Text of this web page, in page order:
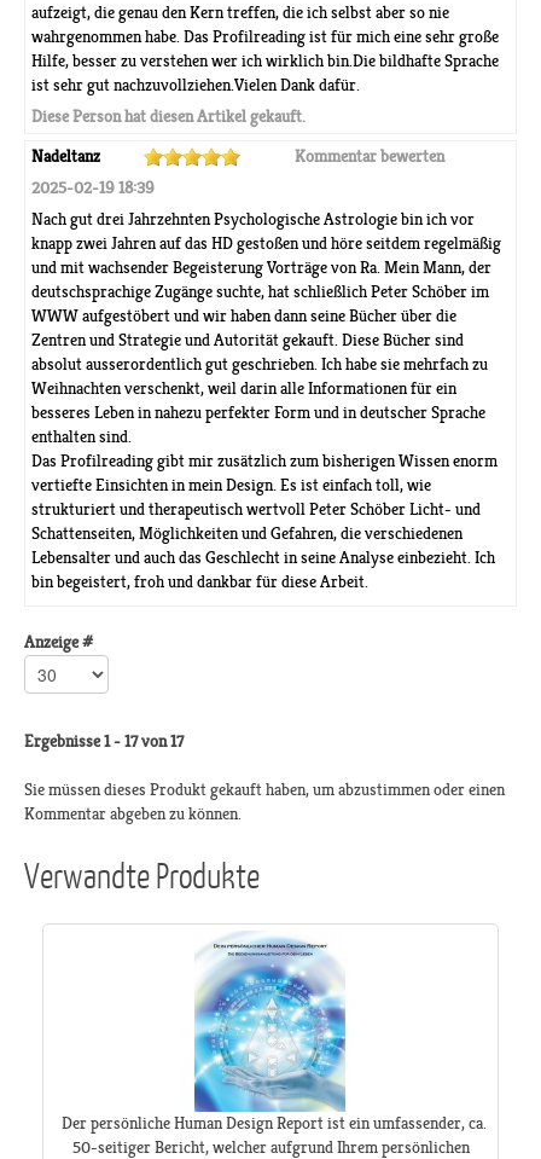
aufzeigt, die genau den Kern treffen, die ich selbst aber so nie
wahrgenommen habe. Das Profilreading ist für mich eine sehr große
Hilfe, besser zu verstehen wer ich wirklich bin.Die bildhafte Sprache
ist sehr gut nachzuvollziehen.Vielen Dank dafür.
Diese Person hat diesen Artikel gekauft.
Nadeltanz
Kommentar bewerten
2025-02-19 18:39
Nach gut drei Jahrzehnten Psychologische Astrologie bin ich vor
knapp zwei Jahren auf das HD gestoßen und höre seitdem regelmäßig
und mit wachsender Begeisterung Vorträge von Ra. Mein Mann, der
deutschsprachige Zugänge suchte, hat schließlich Peter Schöber im
WWW aufgestöbert und wir haben dann seine Bücher über die
Zentren und Strategie und Autorität gekauft. Diese Bücher sind
absolut ausserordentlich gut geschrieben. Ich habe sie mehrfach zu
Weihnachten verschenkt, weil darin alle Informationen für ein
besseres Leben in nahezu perfekter Form und in deutscher Sprache
enthalten sind.
Das Profilreading gibt mir zusätzlich zum bisherigen Wissen enorm
vertiefte Einsichten in mein Design. Es ist einfach toll, wie
strukturiert und therapeutisch wertvoll Peter Schöber Licht- und
Schattenseiten, Möglichkeiten und Gefahren, die verschiedenen
Lebensalter und auch das Geschlecht in seine Analyse einbezieht. Ich
bin begeistert, froh und dankbar für diese Arbeit.
Anzeige #
Ergebnisse 1 - 17 von 17
Sie müssen dieses Produkt gekauft haben, um abzustimmen oder einen
Kommentar abgeben zu können.
Verwandte Produkte
Der persönliche Human Design Report ist ein umfassender, ca.
50-seitiger Bericht, welcher aufgrund Ihrem persönlichen